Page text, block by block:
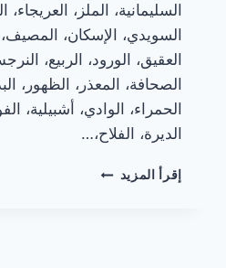
السليمانية، الملز، العريجاء،
السويدي، الإسكان،
العقيق، الورود، الربيع،
الصحافة، المعذر، الظهور،
الحمراء، الوادي، أشبيلية،
الديرة، الفلاح،…
إقرأ المزيد إضاءة